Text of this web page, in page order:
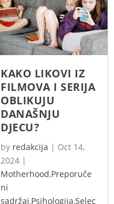
KAKO LIKOVI IZ
FILMOVA I SERIJA
OBLIKUJU
DANAŠNJU
DJECU?
by redakcija | Oct 14,
2024 |
Motherhood,Preporuče
ni
sadržaj,Psihologija,Selec